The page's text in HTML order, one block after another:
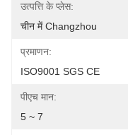
उत्पत्ति के प्लेस:
चीन में Changzhou
प्रमाणन:
ISO9001 SGS CE
पीएच मान:
5 ~ 7